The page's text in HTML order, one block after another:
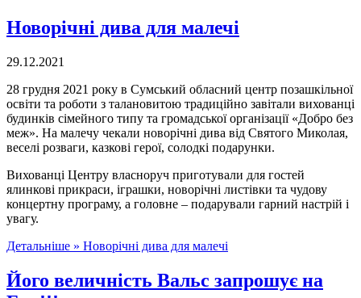
Новорічні дива для малечі
29.12.2021
28 грудня 2021 року в Сумський обласний центр позашкільної
освіти та роботи з талановитою традиційно завітали вихованці
будинків сімейного типу та громадської організації «Добро без
меж». На малечу чекали новорічні дива від Святого Миколая,
веселі розваги, казкові герої, солодкі подарунки.
Вихованці Центру власноруч приготували для гостей
ялинкові прикраси, іграшки, новорічні листівки та чудову
концертну програму, а головне – подарували гарний настрій і
увагу.
Детальніше » Новорічні дива для малечі
Його величність Вальс запрошує на